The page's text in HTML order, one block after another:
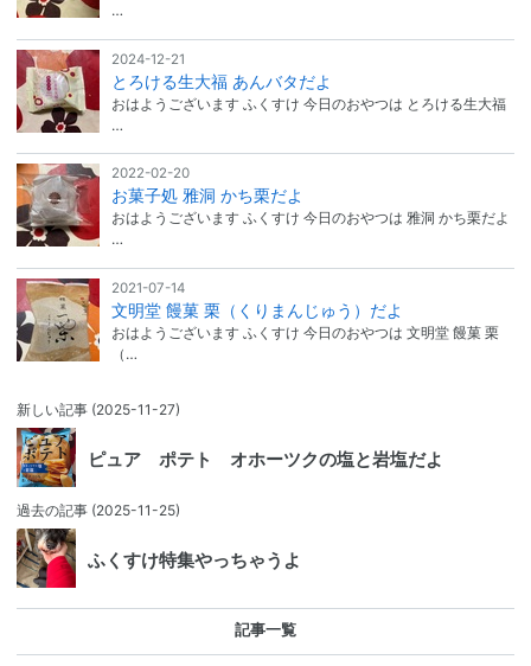
…
2024-12-21
とろける生大福 あんバタだよ
おはようございます ふくすけ 今日のおやつは とろける生大福
…
2022-02-20
お菓子処 雅洞 かち栗だよ
おはようございます ふくすけ 今日のおやつは 雅洞 かち栗だよ
…
2021-07-14
文明堂 饅菓 栗（くりまんじゅう）だよ
おはようございます ふくすけ 今日のおやつは 文明堂 饅菓 栗
（…
新しい記事 (2025-11-27)
ピュア ポテト オホーツクの塩と岩塩だよ
過去の記事 (2025-11-25)
ふくすけ特集やっちゃうよ
記事一覧